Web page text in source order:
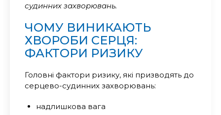
судинних захворювань.
ЧОМУ ВИНИКАЮТЬ
ХВОРОБИ СЕРЦЯ:
ФАКТОРИ РИЗИКУ
Головні фактори ризику, які призводять до
серцево-судинних захворювань:
надлишкова вага